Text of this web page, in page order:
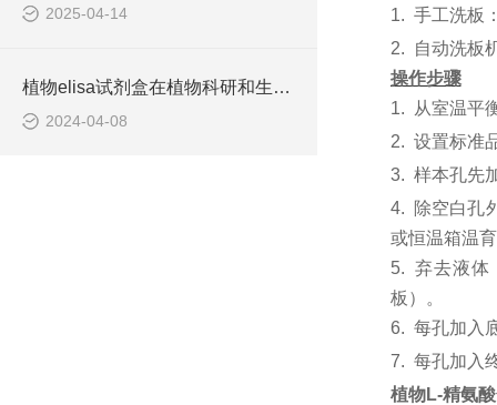
2025-04-14
植物elisa试剂盒在植物科研和生产中有着重要的应用价值
2024-04-08
1. 手工洗板
2.
自动洗板
操作步骤
1.
从室温平
2. 设置标准
3. 样本孔先
4.
除空白孔
或恒温箱温
5.
弃去液体
板）。
6. 每孔加入
7. 每孔加入
植物L-精氨